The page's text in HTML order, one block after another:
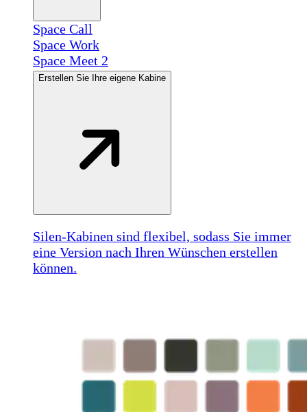
Space Call
Space Work
Space Meet 2
Erstellen Sie Ihre eigene Kabine
Silen-Kabinen sind flexibel, sodass Sie immer
eine Version nach Ihren Wünschen erstellen
können.